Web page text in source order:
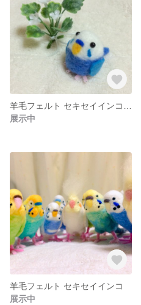
展示中
羊毛フェルト セキセイインコ
展示中